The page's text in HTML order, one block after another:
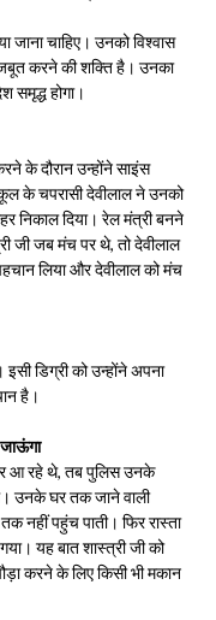
जाना चाहिए। उनको विश्‍वास
करने की शक्ति है। उनका
समृद्ध होगा।
के दौरान उन्होंने साइंस
के चपरासी देवीलाल ने उनको
निकाल दिया। रेल मंत्री बनने
जी जब मंच पर थे, तो देवीलाल
लिया और देवीलाल को मंच
इसी डिग्री को उन्होंने अपना
है।
आ रहे थे, तब पुलिस उनके
उनके घर तक जाने वाली
नहीं पहुंच पाती। फिर रास्ता
यह बात शास्त्री जी को
करने के लिए किसी भी मकान